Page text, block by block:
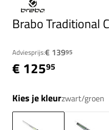
Brabo Traditional
Adviesprijs:€ 13995
€ 12595
Kies je kleurzwart/groen